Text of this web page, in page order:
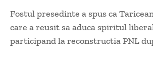
Fostul presedinte a spus ca
care a reusit sa aduca spiritul
participand la reconstructia PNL